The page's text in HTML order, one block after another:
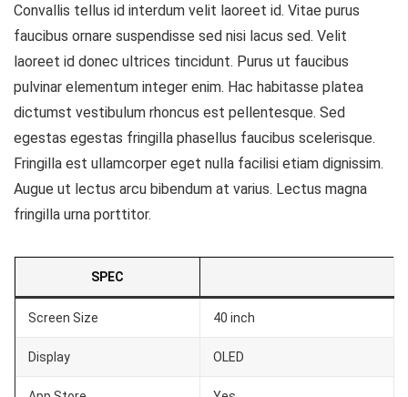
Convallis tellus id interdum velit laoreet id. Vitae purus
faucibus ornare suspendisse sed nisi lacus sed. Velit
laoreet id donec ultrices tincidunt. Purus ut faucibus
pulvinar elementum integer enim. Hac habitasse platea
dictumst vestibulum rhoncus est pellentesque. Sed
egestas egestas fringilla phasellus faucibus scelerisque.
Fringilla est ullamcorper eget nulla facilisi etiam dignissim.
Augue ut lectus arcu bibendum at varius. Lectus magna
fringilla urna porttitor.
SPEC
Screen Size 40 inch
Display OLED